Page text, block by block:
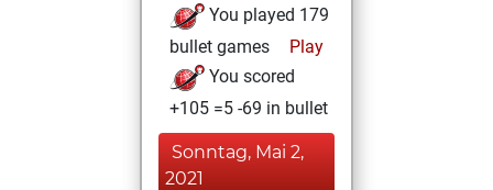
You played 179
bullet games
Play
You scored
+105 =5 -69 in bullet
Sonntag, Mai 2,
2021